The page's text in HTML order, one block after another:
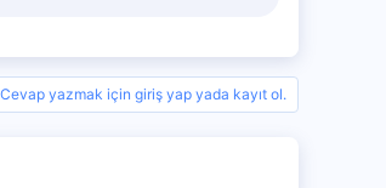
Cevap yazmak için giriş yap yada kayıt ol.